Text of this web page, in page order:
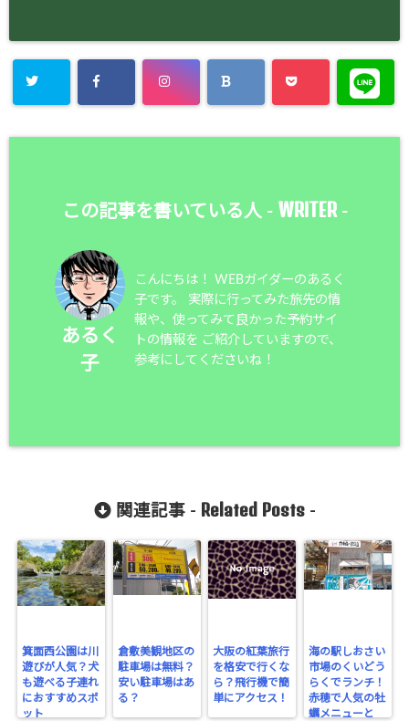
この記事を書いている人 - WRITER-
あるく
子
こんにちは！ WEBガイダーのあるく
子です。 実際に行ってみた旅先の情
報や、使ってみて良かった予約サイ
トの情報を ご紹介していますので、
参考にしてくださいね！
関連記事 - Related Posts-
箕面西公園は川
遊びが人気？犬
も遊べる子連れ
におすすめスポ
ット
倉敷美観地区の
駐車場は無料？
安い駐車場はあ
る？
大阪の紅葉旅行
を格安で行くな
ら？飛行機で簡
単にアクセス！
海の駅しおさい
市場のくいどう
らくでランチ！
赤穂で人気の牡
蠣メニューと